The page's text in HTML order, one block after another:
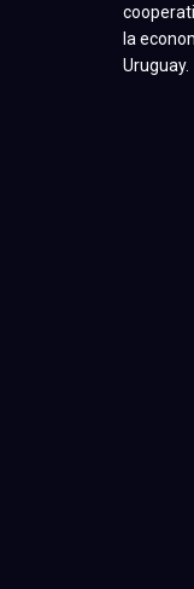
la
Uruguay.